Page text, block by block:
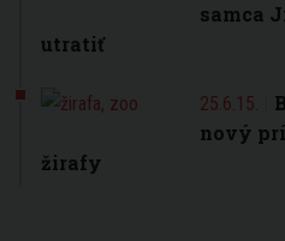
samca
utratiť
25.6.15.
nový
žirafy